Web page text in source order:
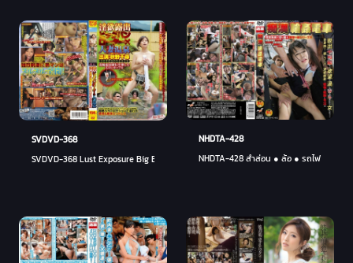
SVDVD-368
SVDVD-368 Lust Exposure Big Bang Rotor x ผู้หญิงที่แต่งงานแล้วคู่รักเร้าอารมณ์น้ำ
NHDTA-428
NHDTA-428 สำส่อน ● ล้อ ● รถไฟ